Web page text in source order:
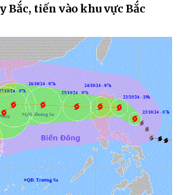
Bắc, tiến vào khu vực Bắc